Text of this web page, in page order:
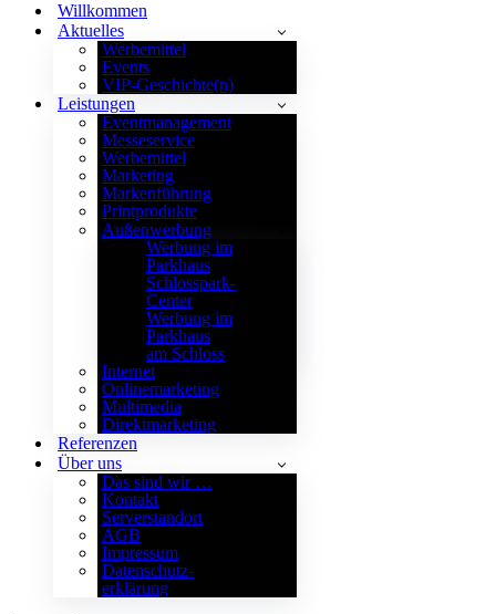
Willkommen
Aktuelles
Werbemittel
Events
VIP-Geschichte(n)
Leistungen
Eventmanagement
Messeservice
Werbemittel
Marketing
Markenführung
Printprodukte
Außenwerbung
Werbung im
Parkhaus
Schlosspark-
Center
Werbung im
Parkhaus
am Schloss
Internet
Onlinemarketing
Multimedia
Direktmarketing
Referenzen
Über uns
Das sind wir …
Kontakt
Serverstandort
AGB
Impressum
Datenschutz­
erklärung